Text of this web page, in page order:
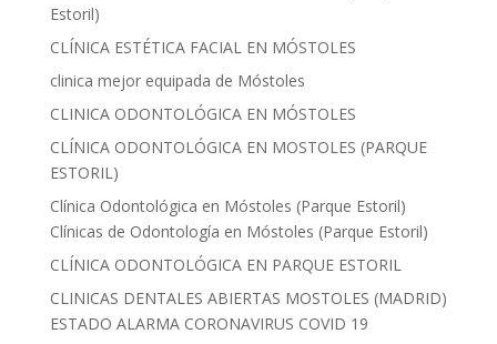
Estoril)
CLÍNICA ESTÉTICA FACIAL EN MÓSTOLES
clinica mejor equipada de Móstoles
CLINICA ODONTOLÓGICA EN MÓSTOLES
CLÍNICA ODONTOLÓGICA EN MOSTOLES (PARQUE
ESTORIL)
Clínica Odontológica en Móstoles (Parque Estoril)
Clínicas de Odontología en Móstoles (Parque Estoril)
CLÍNICA ODONTOLÓGICA EN PARQUE ESTORIL
CLINICAS DENTALES ABIERTAS MOSTOLES (MADRID)
ESTADO ALARMA CORONAVIRUS COVID 19